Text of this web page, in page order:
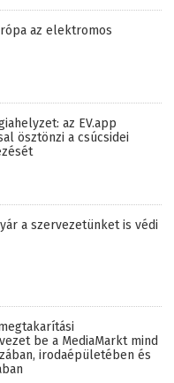
az elektromos
az EV.app
ösztönzi a csúcsidei
a szervezetünket is védi
be a MediaMarkt mind
irodaépületében és